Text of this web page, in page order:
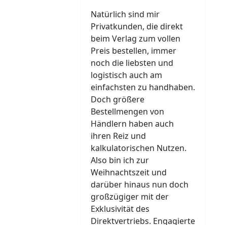
Natürlich sind mir
Privatkunden, die direkt
beim Verlag zum vollen
Preis bestellen, immer
noch die liebsten und
logistisch auch am
einfachsten zu handhaben.
Doch größere
Bestellmengen von
Händlern haben auch
ihren Reiz und
kalkulatorischen Nutzen.
Also bin ich zur
Weihnachtszeit und
darüber hinaus nun doch
großzügiger mit der
Exklusivität des
Direktvertriebs. Engagierte